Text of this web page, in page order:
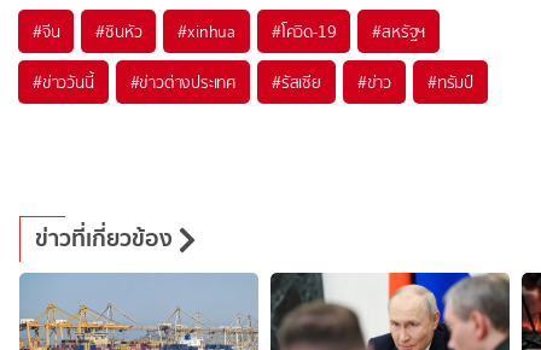
#จีน #ซินหัว #xinhua #โควิด-19 #สหรัฐฯ
#ข่าววันนี้ #ข่าวต่างประเทศ #รัสเซีย #ข่าว #ทรัมป์
ข่าวที่เกี่ยวข้อง